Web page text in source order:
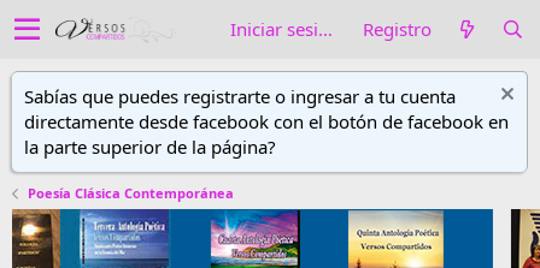
Iniciar sesión Registro
Sabías que puedes registrarte o ingresar a tu cuenta
directamente desde facebook con el botón de facebook en
la parte superior de la página?
Poesía Clásica Contemporánea